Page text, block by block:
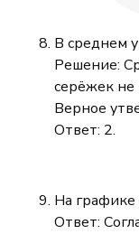
В среднем
Решение:
серёжек не
Верное
Ответ: 2.
На графике
Ответ: